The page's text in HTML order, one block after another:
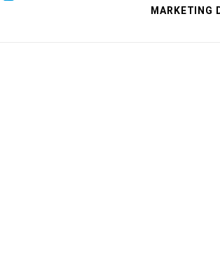
MARKETING